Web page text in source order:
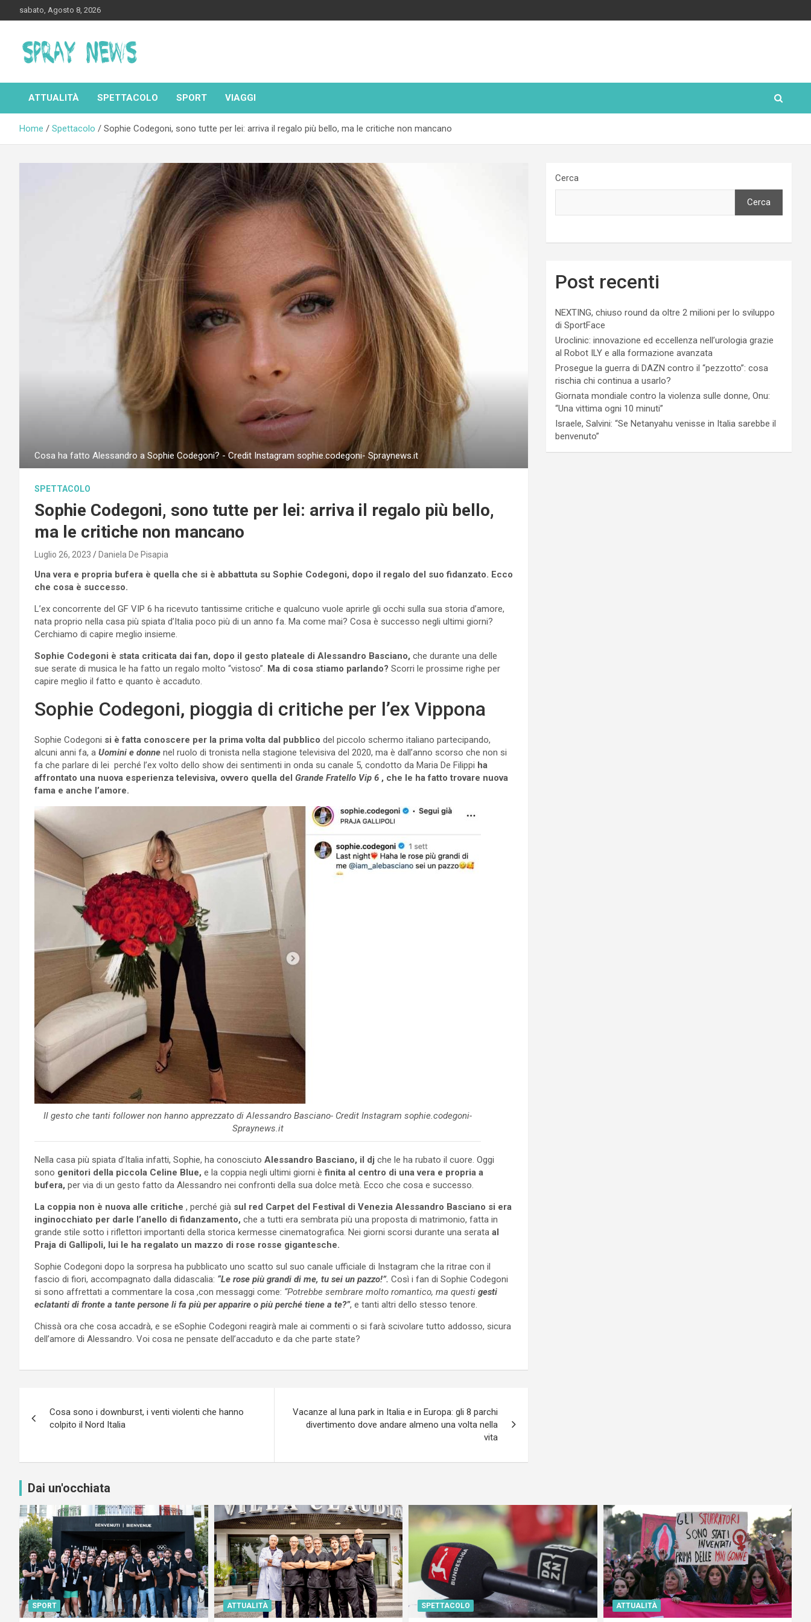
to
sabato, Agosto 8, 2026
Spraynews.it
ATTUALITÀ SPETTACOLO SPORT VIAGGI
Home Spettacolo Sophie Codegoni, sono tutte per lei: arriva il regalo più bello, ma le critiche non mancano
Cosa ha fatto Alessandro a Sophie Codegoni? - Credit Instagram sophie.codegoni- Spraynews.it
SPETTACOLO
Sophie Codegoni, sono tutte per lei: arriva il regalo più bello,
ma le critiche non mancano
Luglio 26, 2023 Daniela De Pisapia
Una vera e propria bufera è quella che si è abbattuta su Sophie Codegoni, dopo il regalo del suo fidanzato. Ecco
che cosa è successo.
L’ex concorrente del GF VIP 6 ha ricevuto tantissime critiche e qualcuno vuole aprirle gli occhi sulla sua storia d’amore,
nata proprio nella casa più spiata d’Italia poco più di un anno fa. Ma come mai? Cosa è successo negli ultimi giorni?
Cerchiamo di capire meglio insieme.
Sophie Codegoni è stata criticata dai fan, dopo il gesto plateale di Alessandro Basciano, che durante una delle
sue serate di musica le ha fatto un regalo molto “vistoso”. Ma di cosa stiamo parlando? Scorri le prossime righe per
capire meglio il fatto e quanto è accaduto.
Sophie Codegoni, pioggia di critiche per l’ex Vippona
Sophie Codegoni si è fatta conoscere per la prima volta dal pubblico del piccolo schermo italiano partecipando,
alcuni anni fa, a Uomini e donne nel ruolo di tronista nella stagione televisiva del 2020, ma è dall’anno scorso che non si
fa che parlare di lei perché l’ex volto dello show dei sentimenti in onda su canale 5, condotto da Maria De Filippi ha
affrontato una nuova esperienza televisiva, ovvero quella del Grande Fratello Vip 6 , che le ha fatto trovare nuova
fama e anche l’amore.
Il gesto che tanti follower non hanno apprezzato di Alessandro Basciano- Credit Instagram sophie.codegoni-
Spraynews.it
Nella casa più spiata d’Italia infatti, Sophie, ha conosciuto Alessandro Basciano, il dj che le ha rubato il cuore. Oggi
sono genitori della piccola Celine Blue, e la coppia negli ultimi giorni è finita al centro di una vera e propria a
bufera, per via di un gesto fatto da Alessandro nei confronti della sua dolce metà. Ecco che cosa e successo.
La coppia non è nuova alle critiche , perché già sul red Carpet del Festival di Venezia Alessandro Basciano si era
inginocchiato per darle l’anello di fidanzamento, che a tutti era sembrata più una proposta di matrimonio, fatta in
grande stile sotto i riflettori importanti della storica kermesse cinematografica. Nei giorni scorsi durante una serata al
Praja di Gallipoli, lui le ha regalato un mazzo di rose rosse gigantesche.
Sophie Codegoni dopo la sorpresa ha pubblicato uno scatto sul suo canale ufficiale di Instagram che la ritrae con il
fascio di fiori, accompagnato dalla didascalia: “Le rose più grandi di me, tu sei un pazzo!”. Così i fan di Sophie Codegoni
si sono affrettati a commentare la cosa ,con messaggi come: “Potrebbe sembrare molto romantico, ma questi gesti
eclatanti di fronte a tante persone li fa più per apparire o più perché tiene a te?”, e tanti altri dello stesso tenore.
Chissà ora che cosa accadrà, e se eSophie Codegoni reagirà male ai commenti o si farà scivolare tutto addosso, sicura
dell’amore di Alessandro. Voi cosa ne pensate dell’accaduto e da che parte state?
articoli
Cosa sono i downburst, i venti violenti che hanno
colpito il Nord Italia
Vacanze al luna park in Italia e in Europa: gli 8 parchi
divertimento dove andare almeno una volta nella
vita
Cerca
Cerca
Post recenti
NEXTING, chiuso round da oltre 2 milioni per lo sviluppo
di SportFace
Uroclinic: innovazione ed eccellenza nell’urologia grazie
al Robot ILY e alla formazione avanzata
Prosegue la guerra di DAZN contro il “pezzotto”: cosa
rischia chi continua a usarlo?
Giornata mondiale contro la violenza sulle donne, Onu:
“Una vittima ogni 10 minuti”
Israele, Salvini: “Se Netanyahu venisse in Italia sarebbe il
benvenuto”
Dai un'occhiata
SPORT ATTUALITÀ SPETTACOLO ATTUALITÀ